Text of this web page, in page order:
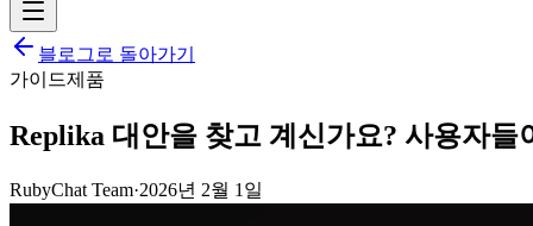
블로그로 돌아가기
가이드제품
Replika 대안을 찾고 계신가요? 사용자
RubyChat Team·2026년 2월 1일